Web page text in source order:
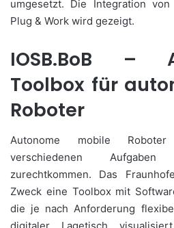
umgesetzt. Die Integration
Plug & Work wird gezeigt.
IOSB.BoB –
Toolbox für
Roboter
Autonome mobile
verschiedenen
zurechtkommen. Das
Zweck eine Toolbox mit
die je nach Anforderung